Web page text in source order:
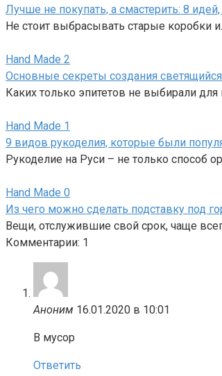
Лучше не покупать, а смастерить: 8
Не стоит выбрасывать старые коробки
Hand Made 2
Основные секреты создания
Каких только эпитетов не выбирали
Hand Made 1
9 видов рукоделия, которые были
Рукоделие на Руси – не только способ
Hand Made 0
Из чего можно сделать подставку под
Вещи, отслужившие свой срок, чаще
Комментарии: 1
Аноним 16.01.2020 в 10:01
В мусор
Ответить